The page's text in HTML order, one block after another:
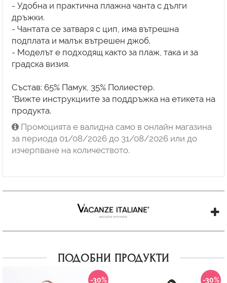
- Удобна и практична плажна чанта с дълги
дръжки.
- Чантата се затваря с цип, има вътрешна
подплата и малък вътрешен джоб.
- Моделът е подходящ както за плаж, така и за
градска визия.
Състав: 65% Памук, 35% Полиeстер.
*Вижте инструкциите за поддръжка на етикета на
продукта.
Промоцията е валидна само в онлайн магазина
за периода 01/08/2026 до 31/08/2026 или до
изчерпване на количеството.
ПОДОБНИ ПРОДУКТИ
-30% -30%